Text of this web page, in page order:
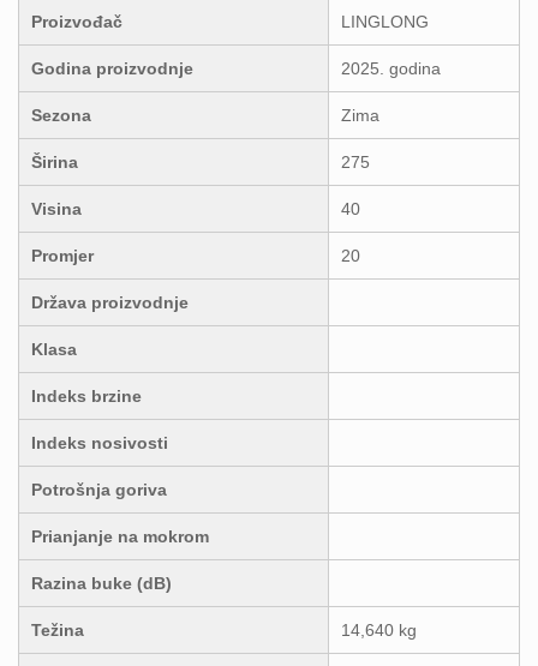
Proizvođač LINGLONG
Godina proizvodnje 2025. godina
Sezona Zima
Širina 275
Visina 40
Promjer 20
Država proizvodnje
Klasa
Indeks brzine
Indeks nosivosti
Potrošnja goriva
Prianjanje na mokrom
Razina buke (dB)
Težina 14,640 kg